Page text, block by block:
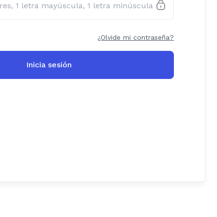
¿Olvide mi contraseña?